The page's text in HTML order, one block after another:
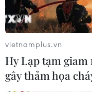
Chủ tịch UBND
hàng Tết, nhất
30/12/2019 07:51
vietnamplus.vn
Hy Lạp tạm
gây thảm họa